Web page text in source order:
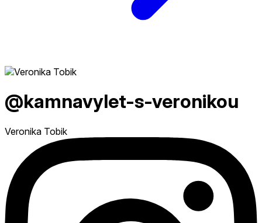
@kamnavylet-s-veronikou
Veronika Tobik